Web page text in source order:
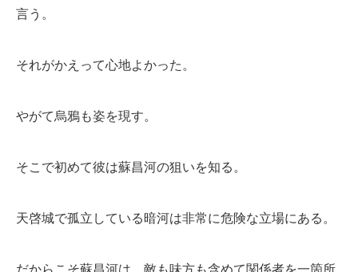
言う。
それがかえって心地よかった。
やがて烏鴉も姿を現す。
そこで初めて彼は蘇昌河の狙いを知る。
天啓城で孤立している暗河は非常に危険な立場にある。